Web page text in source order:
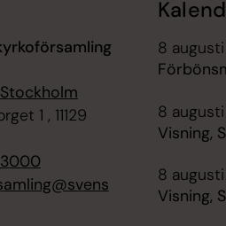
Stockholm
1 , 11129
8 augusti
8 augusti
Visning,
8
Visning,